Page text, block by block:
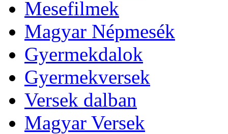
Mesefilmek
Magyar Népmesék
Gyermekdalok
Gyermekversek
Versek dalban
Magyar Versek